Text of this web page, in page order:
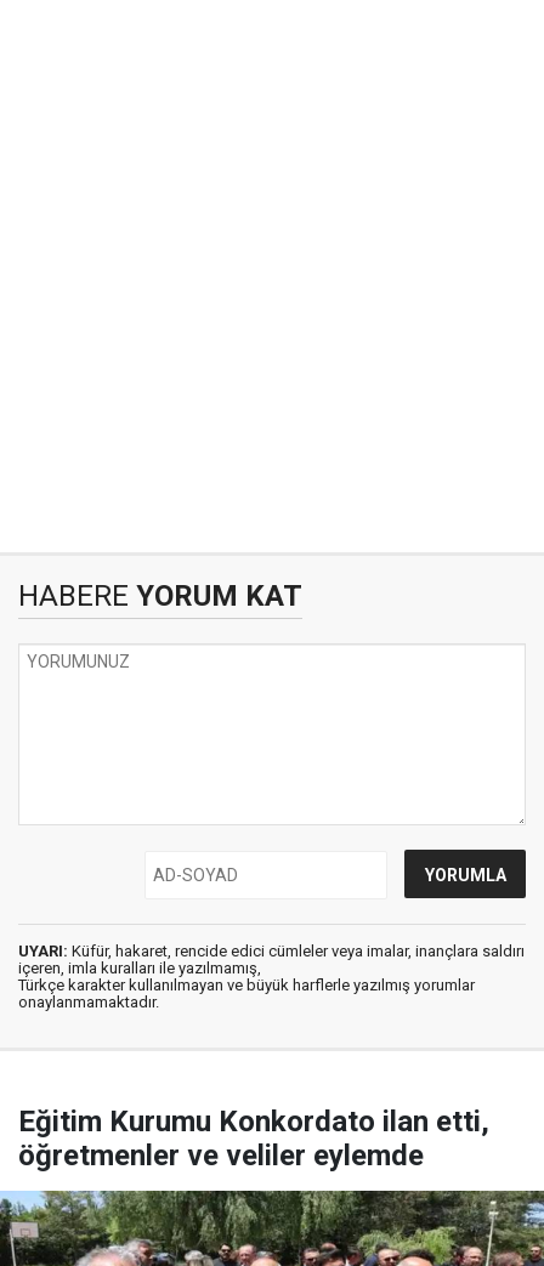
HABERE YORUM KAT
UYARI: Küfür, hakaret, rencide edici cümleler veya imalar, inançlara saldırı
içeren, imla kuralları ile yazılmamış,
Türkçe karakter kullanılmayan ve büyük harflerle yazılmış yorumlar
onaylanmamaktadır.
Eğitim Kurumu Konkordato ilan etti,
öğretmenler ve veliler eylemde